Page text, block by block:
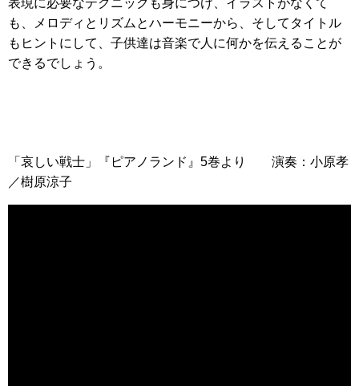
表現に必要なテクニックも身につけ、イラストがなくて
も、メロディとリズムとハーモニーから、そしてタイトル
もヒントにして、子供達は音楽で人に何かを伝えることが
できるでしょう。
「哀しい戦士」『ピアノランド』5巻より 演奏：小原孝
／樹原涼子